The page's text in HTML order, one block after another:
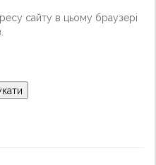
сайту в цьому браузері